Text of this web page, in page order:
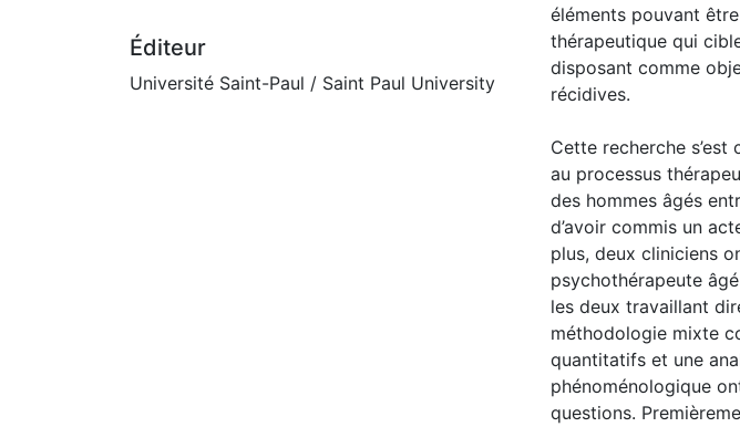
Éditeur
Université Saint-Paul / Saint Paul University
éléments pouvant
thérapeutique qui
disposant comme
récidives.
Cette recherche
au processus
des hommes âgés
d’avoir commis un
plus, deux cliniciens
psychothérapeute
les deux travaillant
méthodologie mixte
quantitatifs et une
phénoménologique
questions.